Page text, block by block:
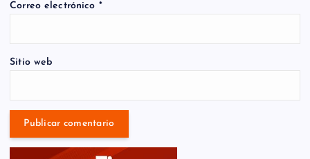
Correo electrónico *
Sitio web